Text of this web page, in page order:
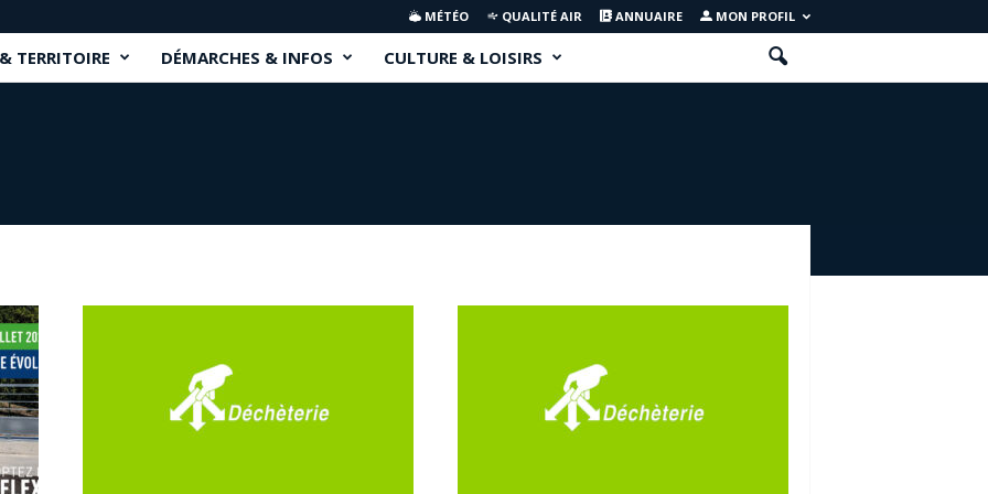
MÉTÉO QUALITÉ AIR ANNUAIRE MON PROFIL
TERRITOIRE DÉMARCHES & INFOS CULTURE & LOISIRS